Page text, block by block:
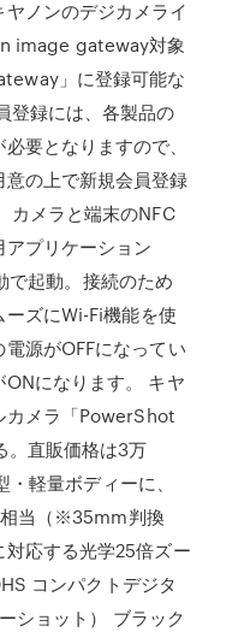
ノンのデジカメライ
image gateway対象
」に登録可能な
登録には、各製品の
要となりますので、
の上で新規会員登録
カメラと端末のNFC
プリケーション
で起動。接続のため
ズにWi-Fi機能を使
源がOFFになってい
になります。 キヤ
カメラ「PowerShot
。直販価格は3万
軽量ボディーに、
当（※35mm判換
応する光学25倍ズー
コンパクトデジタ
ショット） ブラック